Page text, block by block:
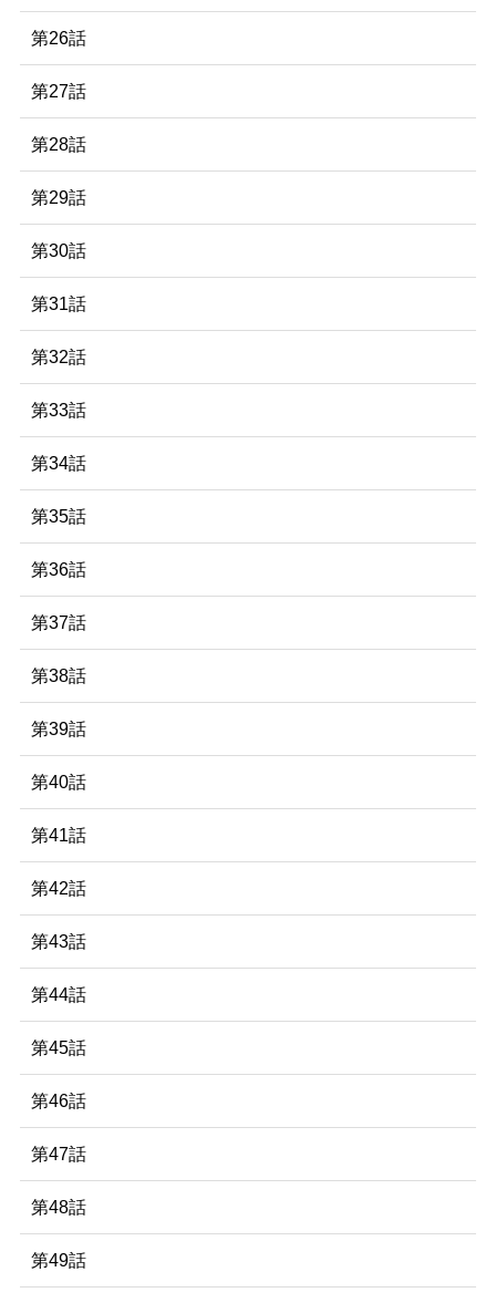
第26話
第27話
第28話
第29話
第30話
第31話
第32話
第33話
第34話
第35話
第36話
第37話
第38話
第39話
第40話
第41話
第42話
第43話
第44話
第45話
第46話
第47話
第48話
第49話